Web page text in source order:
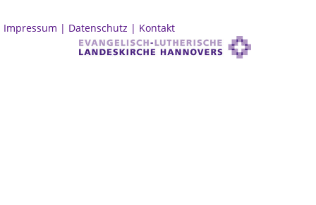
Impressum | Datenschutz | Kontakt